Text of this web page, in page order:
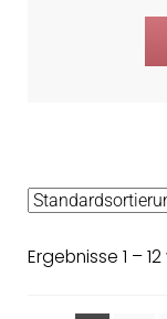
Ergebnisse 1 –